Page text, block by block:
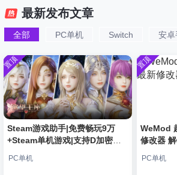
速：地平
线
6（Forza
Horizon
6）免安装
中文版
心/Atomic
Heart》免
安装中文
n
SOR）
安装中
版
欢迎 c***s
欢迎
V****y
欢迎j***j 加入本站
8月6日
l***g 签到获取 28 点积分
8
w******g 签到获取 49 点积分
欢迎w******g 加入本站
欢迎D****Z 加入本站
欢迎有*酱 加入本站
5小时前
e******i 签到获取 43 点积分
21小时前
最新发布文章
全部 PC单机 Switch 安卓
置顶
Steam游戏助手|免费畅玩9万
+Steam单机游戏|支持D加密以
PC单机
置顶
WeMod
修改器
PC单机